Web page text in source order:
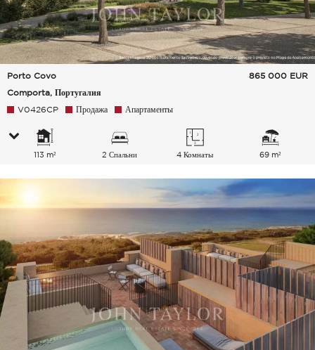
Porto Covo
Comporta, Португалия
865 000 EUR
V0426CP Продажа Апартаменты
113 m² 2 Спальни 4 Комнаты 69 m²